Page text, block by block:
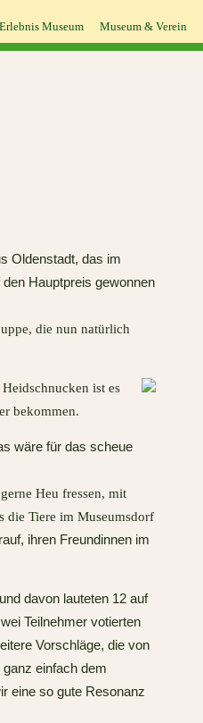
Erlebnis Museum Museum & Verein
Oldenstadt, das im
Hauptpreis gewonnen
die nun natürlich
ist es
bekommen.
wäre für das scheue
Heu fressen, mit
die Tiere im Museumsdorf
ihren Freundinnen im
davon lauteten 12 auf
Teilnehmer votierten
Vorschläge, die von
einfach dem
eine so gute Resonanz